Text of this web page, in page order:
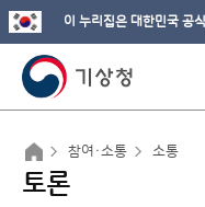
이 누리집은 대한민국 공
참여·소통 소통
토론